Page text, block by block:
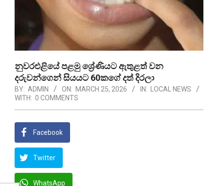
නුවරඑළියේ පළමු ශ්‍රේණියට ඇතුළත් වන
දරුවන්ගෙන් සියයට 60කගේ දත් දිරලා
BY: ADMIN ON: MARCH 25, 2026 IN:
LOCAL NEWS
WITH: 0 COMMENTS
Facebook
Twitter
WhatsApp